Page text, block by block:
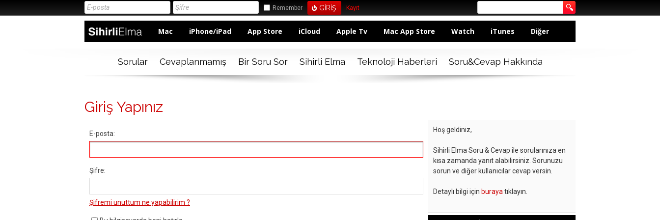
Remember Kayıt
Mac iPhone/iPad App Store iCloud Apple Tv Mac App Store Watch iTunes Diğer
Sorular Cevaplanmamış Bir Soru Sor Sihirli Elma Teknoloji Haberleri Soru&Cevap Hakkında
Giriş Yapınız
E-posta:
Şifre:
Şifremi unuttum ne yapabilirim ?
Hoş geldiniz,
Sihirli Elma Soru & Cevap ile sorularınıza en
kısa zamanda yanıt alabilirsiniz. Sorunuzu
sorun ve diğer kullanıcılar cevap versin.
Detaylı bilgi için buraya tıklayın.